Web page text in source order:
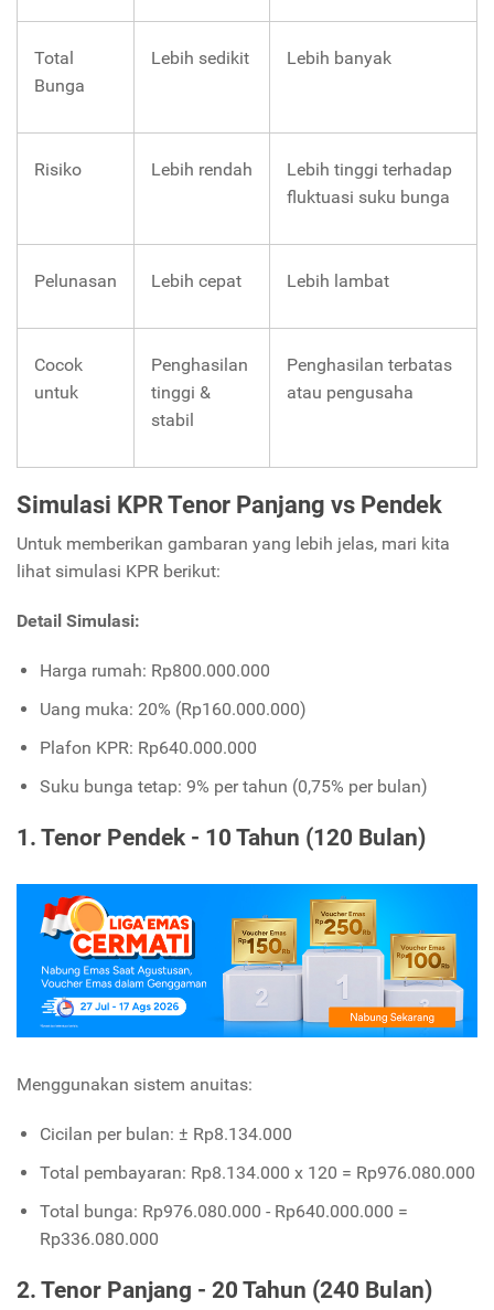
Total
Bunga
Lebih sedikit Lebih banyak
Risiko Lebih rendah
Lebih tinggi terhadap
fluktuasi suku bunga
Pelunasan Lebih cepat Lebih lambat
Cocok
untuk
Penghasilan
tinggi &
stabil
Penghasilan terbatas
atau pengusaha
Simulasi KPR Tenor Panjang vs Pendek
Untuk memberikan gambaran yang lebih jelas, mari kita
lihat simulasi KPR berikut:
Detail Simulasi:
Harga rumah: Rp800.000.000
Uang muka: 20% (Rp160.000.000)
Plafon KPR: Rp640.000.000
Suku bunga tetap: 9% per tahun (0,75% per bulan)
1. Tenor Pendek - 10 Tahun (120 Bulan)
Menggunakan sistem anuitas:
Cicilan per bulan: ± Rp8.134.000
Total pembayaran: Rp8.134.000 x 120 = Rp976.080.000
Total bunga: Rp976.080.000 - Rp640.000.000 =
Rp336.080.000
2. Tenor Panjang - 20 Tahun (240 Bulan)